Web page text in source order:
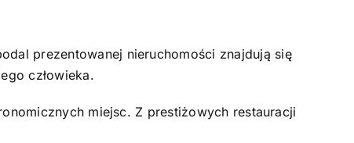
prezentowanej nieruchomości znajdują się
człowieka.
miejsc. Z prestiżowych restauracji